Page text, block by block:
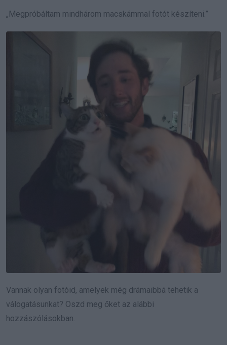
„Megpróbáltam mindhárom macskámmal fotót készíteni.”
Vannak olyan fotóid, amelyek még drámaibbá tehetik a
válogatásunkat? Oszd meg őket az alábbi
hozzászólásokban.